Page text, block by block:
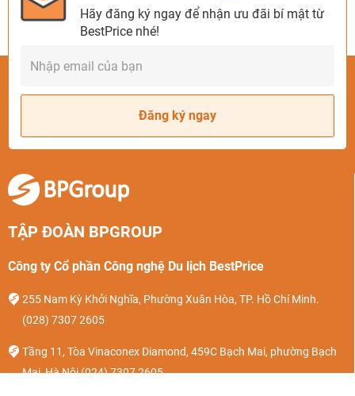
Hãy đăng ký ngay để nhận ưu đãi bí mật từ
BestPrice nhé!
Đăng ký ngay
TẬP ĐOÀN BPGROUP
Công ty Cổ phần Công nghệ Du lịch BestPrice
255 Nam Kỳ Khởi Nghĩa, Phường Xuân Hòa, TP. Hồ Chí Minh.
(028) 7307 2605
Tầng 11, Tòa Vinaconex Diamond, 459C Bạch Mai, phường Bạch
Mai, Hà Nội(024) 7307 2605